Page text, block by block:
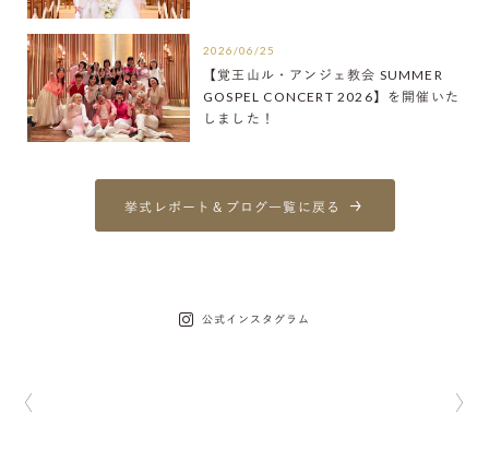
2026/06/25
【覚王山ル・アンジェ教会 SUMMER
GOSPEL CONCERT 2026】を開催いた
しました！
挙式レポート＆ブログ一覧に戻る
公式インスタグラム